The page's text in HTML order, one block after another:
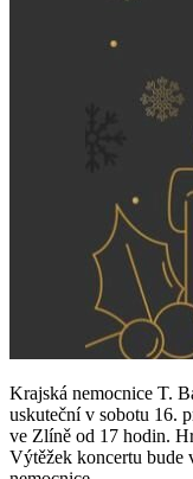
Krajská nemocnice T.
uskuteční v sobotu 16.
ve Zlíně od 17 hodin.
Výtěžek koncertu bude